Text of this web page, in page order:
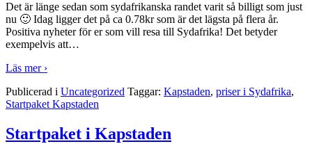
Det är länge sedan som sydafrikanska randet varit så billigt som just
nu 🙂 Idag ligger det på ca 0.78kr som är det lägsta på flera år.
Positiva nyheter för er som vill resa till Sydafrika! Det betyder
exempelvis att…
Läs mer ›
Publicerad i Uncategorized Taggar: Kapstaden, priser i Sydafrika,
Startpaket Kapstaden
Startpaket i Kapstaden